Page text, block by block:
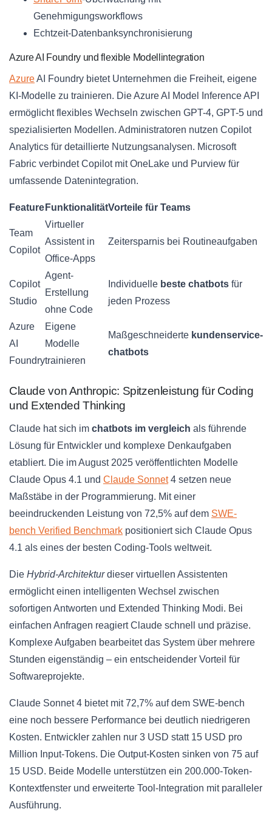
Genehmigungsworkflows
Echtzeit-Datenbanksynchronisierung
Azure AI Foundry und flexible Modellintegration
AzureAI Foundry bietet Unternehmen die Freiheit, eigene
KI-Modelle zu trainieren. Die Azure AI Model Inference API
ermöglicht flexibles Wechseln zwischen GPT-4, GPT-5 und
spezialisierten Modellen. Administratoren nutzen Copilot
Analytics für detaillierte Nutzungsanalysen. Microsoft
Fabric verbindet Copilot mit OneLake und Purview für
umfassende Datenintegration.
Feature FunktionalitätVorteile für Teams
Team
Copilot
Virtueller
Assistent in
Office-Apps
Zeitersparnis bei Routineaufgaben
Copilot
Studio
Agent-
Erstellung
ohne Code
Individuelle beste chatbots für
jeden Prozess
Azure
AI
Foundry
Eigene
Modelle
trainieren
Maßgeschneiderte kundenservice-
chatbots
Claude von Anthropic: Spitzenleistung für Coding
und Extended Thinking
Claude hat sich im chatbots im vergleich als führende
Lösung für Entwickler und komplexe Denkaufgaben
etabliert. Die im August 2025 veröffentlichten Modelle
Claude Opus 4.1 und Claude Sonnet4 setzen neue
Maßstäbe in der Programmierung. Mit einer
beeindruckenden Leistung von 72,5% auf dem SWE-
bench Verified Benchmark positioniert sich Claude Opus
4.1 als eines der besten Coding-Tools weltweit.
Die Hybrid-Architekturdieser virtuellen Assistenten
ermöglicht einen intelligenten Wechsel zwischen
sofortigen Antworten und Extended Thinking Modi. Bei
einfachen Anfragen reagiert Claude schnell und präzise.
Komplexe Aufgaben bearbeitet das System über mehrere
Stunden eigenständig – ein entscheidender Vorteil für
Softwareprojekte.
Claude Sonnet 4 bietet mit 72,7% auf dem SWE-bench
eine noch bessere Performance bei deutlich niedrigeren
Kosten. Entwickler zahlen nur 3 USD statt 15 USD pro
Million Input-Tokens. Die Output-Kosten sinken von 75 auf
15 USD. Beide Modelle unterstützen ein 200.000-Token-
Kontextfenster und erweiterte Tool-Integration mit paralleler
Ausführung.